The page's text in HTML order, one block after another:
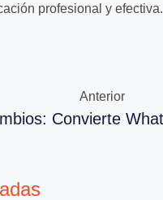
profesional y efectiva.
Anterior